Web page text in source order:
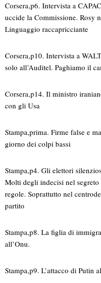
Corsera,p6. Intervista a
uccide la Commissione. Rosy
Linguaggio raccapricciante
Corsera,p10. Intervista a
solo all’Auditel. Paghiamo il
Corsera,p14. Il ministro
con gli Usa
Stampa,prima. Firme false e
giorno dei colpi bassi
Stampa,p4. Gli elettori
Molti degli indecisi nel segreto
regole. Soprattutto nel
partito
Stampa,p8. La figlia di
all’Onu.
Stampa,p9. L’attacco di Putin